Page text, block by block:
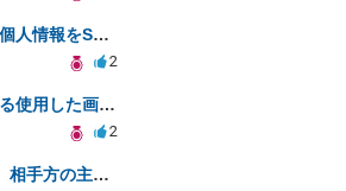
当方の腹いせで相手方の個人情報をSNSで晒してしまい名誉毀損させてしまったかもしれない
2
ホームページ制作における使用した画像や文章の著作権について
2
Xの開示請求の双方審で、相手方の主張が口頭ばかりで把握しきれません